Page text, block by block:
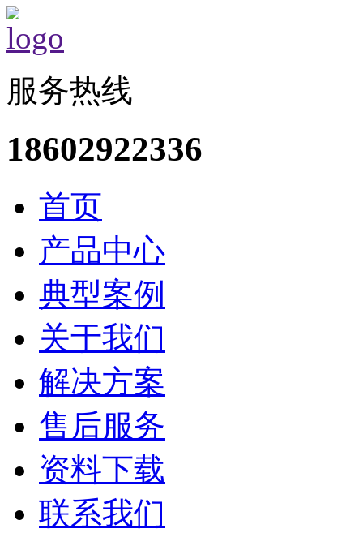
服务热线
18602922336
首页
产品中心
典型案例
关于我们
解决方案
售后服务
资料下载
联系我们